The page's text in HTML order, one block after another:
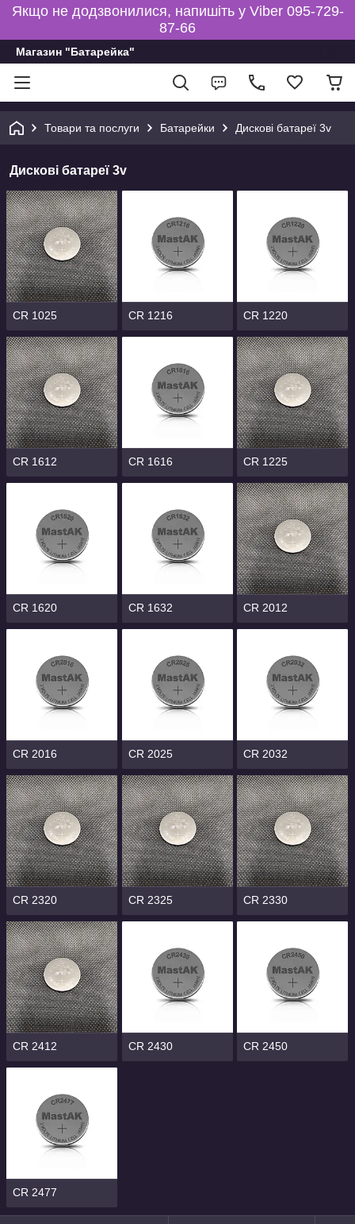
Якщо не додзвонилися, напишіть у Viber 095-729-
87-66
Магазин "Батарейка"
Товари та послуги Батарейки Дискові батареї 3v
Дискові батареї 3v
CR 1025 CR 1216 CR 1220
CR 1612 CR 1616 CR 1225
CR 1620 CR 1632 CR 2012
CR 2016 CR 2025 CR 2032
CR 2320 CR 2325 CR 2330
CR 2412 CR 2430 CR 2450
CR 2477